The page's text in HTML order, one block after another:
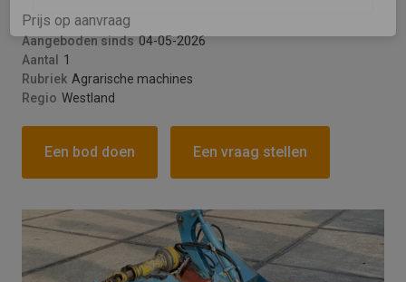
Prijs op aanvraag
Aangeboden sinds 04-05-2026
Aantal
1
Rubriek Agrarische machines
Regio Westland
Een bod doen Een vraag stellen
Versturen
This site is protected by reCAPTCHA and the
Google Privacy Policy